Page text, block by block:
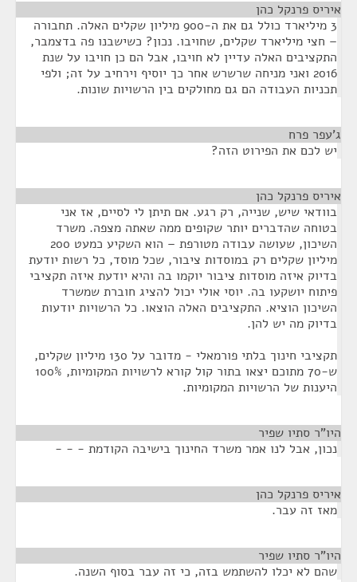
איריס פרנקל כהן
3 מיליארד כולל גם את ה-900 מיליון שקלים האלה. תחבורה
– חצי מיליארד שקלים, שחויבו. נכון? כשישבנו פה בדצמבר,
התקציבים האלה עדיין לא חויבו, אבל הם כן חויבו על שנת
2016 ואני מניחה שרשרש אחר כך יוסיף וירחיב על זה; ולפי
תכניות העבודה הם גם מחולקים בין הרשויות שונות.
ג'עפר פרח
יש לכם את הפירוט הזה?
איריס פרנקל כהן
בוודאי שיש, שנייה, רק רגע. אם תיתן לי לסיים, אז אני
בטוחה שהדברים יותר שקופים ממה שאתה מצפה. משרד
השיכון, שעושה עבודה מטורפת – הוא השקיע כמעט 200
מיליון שקלים רק במוסדות ציבור, שכל מוסד, כל רשות יודעת
בדיוק איזה מוסדות ציבור יוקמו בה והיא יודעת איזה תקציבי
פיתוח יושקעו בה. יוסי אולי יכול להציג חוברת שמשרד
השיכון הוציא. התקציבים האלה הוצאו. כל הרשויות יודעות
בדיוק מה יש להן.
תקציבי חינוך בלתי פורמאלי - מדובר על 130 מיליון שקלים,
ש-70 מתוכם יצאו בתור קול קורא לרשויות המקומיות, 100%
היענות של הרשויות המקומיות.
היו"ר סתיו שפיר
נכון, אבל לנו אמר משרד החינוך בישיבה הקודמת - - -
איריס פרנקל כהן
מאז זה עבר.
היו"ר סתיו שפיר
שהם לא יכלו להשתמש בזה, כי זה עבר בסוף השנה.